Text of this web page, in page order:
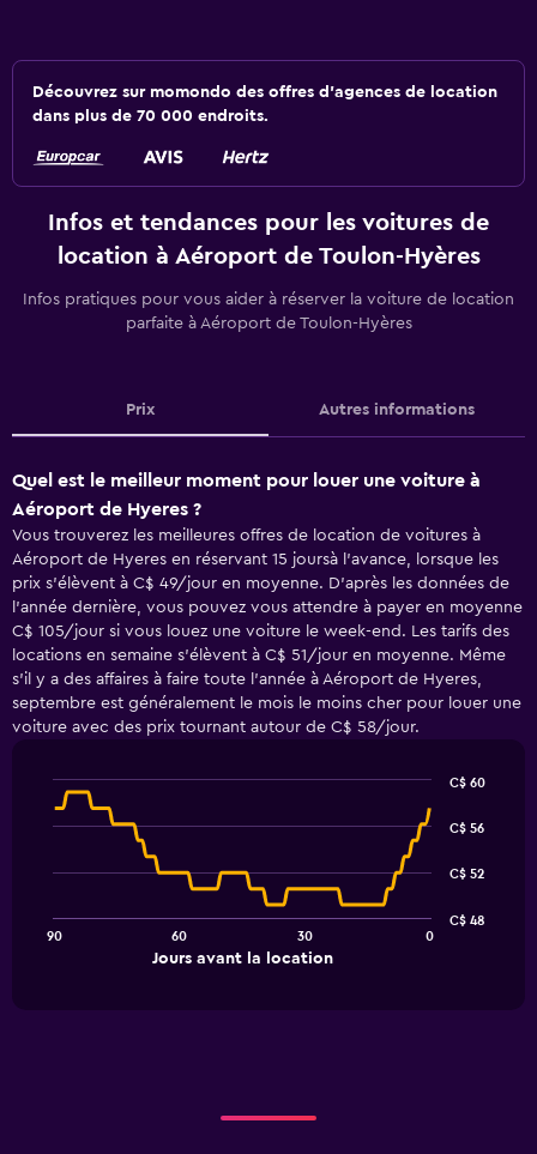
Découvrez sur momondo des offres d'agences de location
dans plus de 70 000 endroits.
Infos et tendances pour les voitures de
location à Aéroport de Toulon-Hyères
Infos pratiques pour vous aider à réserver la voiture de location
parfaite à Aéroport de Toulon-Hyères
Prix Autres informations
Quel est le meilleur moment pour louer une voiture à
Aéroport de Hyeres ?
Vous trouverez les meilleures offres de location de voitures à
Aéroport de Hyeres en réservant 15 joursà l'avance, lorsque les
prix s'élèvent à C$ 49/jour en moyenne. D'après les données de
l'année dernière, vous pouvez vous attendre à payer en moyenne
C$ 105/jour si vous louez une voiture le week-end. Les tarifs des
locations en semaine s'élèvent à C$ 51/jour en moyenne. Même
s'il y a des affaires à faire toute l'année à Aéroport de Hyeres,
septembre est généralement le mois le moins cher pour louer une
voiture avec des prix tournant autour de C$ 58/jour.
Line
chart
The
Chart
Jours avant la location
90 60 30 0
C$ 48
C$ 52
C$ 56
C$ 60